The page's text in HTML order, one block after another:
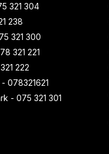
321 304
238
321 300
321 221
222
078321621
- 075 321 301